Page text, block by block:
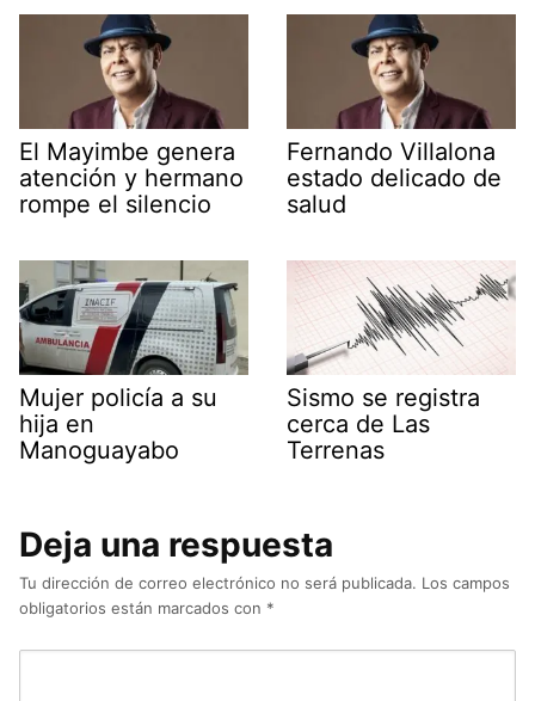
El Mayimbe genera
atención y hermano
rompe el silencio
Fernando Villalona
estado delicado de
salud
Mujer policía a su
hija en
Manoguayabo
Sismo se registra
cerca de Las
Terrenas
Deja una respuesta
Tu dirección de correo electrónico no será publicada. Los campos
obligatorios están marcados con *